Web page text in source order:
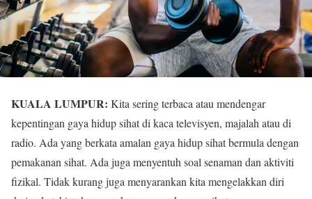
KUALA LUMPUR: Kita sering terbaca atau mendengar
kepentingan gaya hidup sihat di kaca televisyen, majalah atau di
radio. Ada yang berkata amalan gaya hidup sihat bermula dengan
pemakanan sihat. Ada juga menyentuh soal senaman dan aktiviti
fizikal. Tidak kurang juga menyarankan kita mengelakkan diri